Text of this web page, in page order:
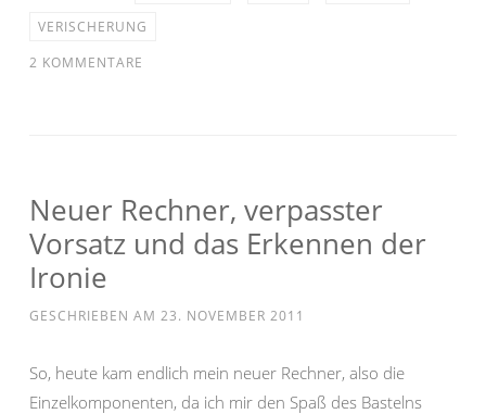
VERISCHERUNG
2 KOMMENTARE
Neuer Rechner, verpasster
Vorsatz und das Erkennen der
Ironie
GESCHRIEBEN AM 23. NOVEMBER 2011
So, heute kam endlich mein neuer Rechner, also die
Einzelkomponenten, da ich mir den Spaß des Bastelns